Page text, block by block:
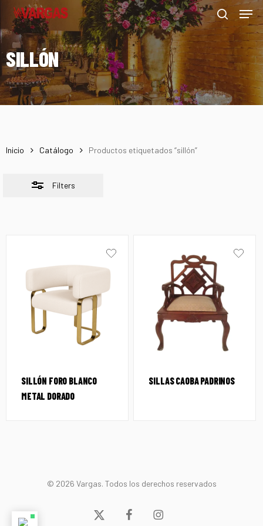
Skip
main
content
search
Menu
SILLÓN
Inicio Catálogo Productos etiquetados “sillón”
Filters
Close
Filters
SILLÓN FORO BLANCO
METAL DORADO
SILLAS CAOBA PADRINOS
© 2026 Vargas. Todos los derechos reservados
x-
facebookinstagram
Menu